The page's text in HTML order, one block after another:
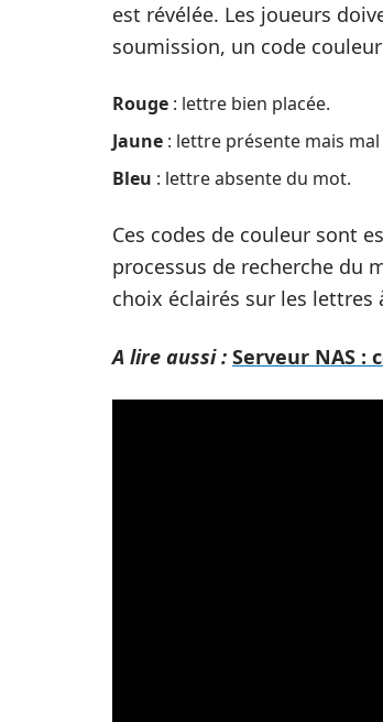
est révélée. Les joueurs
soumission, un code
Rouge : lettre bien placée.
Jaune : lettre présente mais mal
Bleu : lettre absente du mot.
Ces codes de couleur sont
processus de recherche du
choix éclairés sur les lettres
A lire aussi : Serveur NAS :